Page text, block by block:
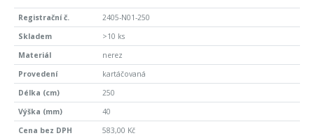
2405-N01-250
>10 ks
nerez
kartáčovaná
250
40
583,00 Kč